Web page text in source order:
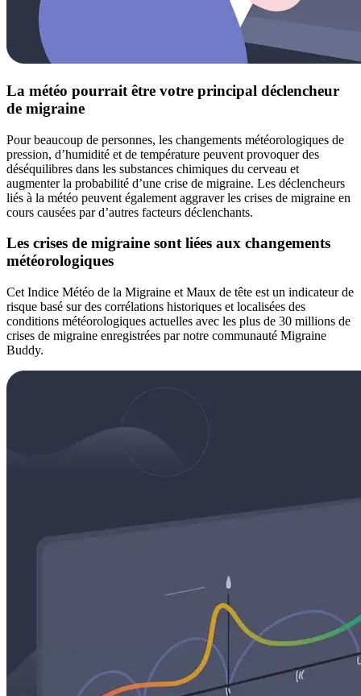
La météo pourrait être votre principal déclencheur
de migraine
Pour beaucoup de personnes, les changements météorologiques de
pression, d’humidité et de température peuvent provoquer des
déséquilibres dans les substances chimiques du cerveau et
augmenter la probabilité d’une crise de migraine. Les déclencheurs
liés à la météo peuvent également aggraver les crises de migraine en
cours causées par d’autres facteurs déclenchants.
Les crises de migraine sont liées aux changements
météorologiques
Cet Indice Météo de la Migraine et Maux de tête est un indicateur de
risque basé sur des corrélations historiques et localisées des
conditions météorologiques actuelles avec les plus de 30 millions de
crises de migraine enregistrées par notre communauté Migraine
Buddy.